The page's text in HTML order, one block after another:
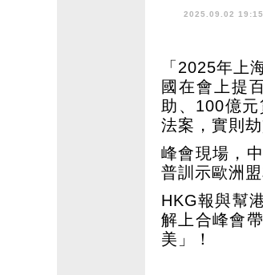
2025.09.02 19:15
「2025年上
國在會上提
助、100億
法案，實則
峰會現場，
普訓示歐洲
HKG報與幫
解上合峰會
美」！